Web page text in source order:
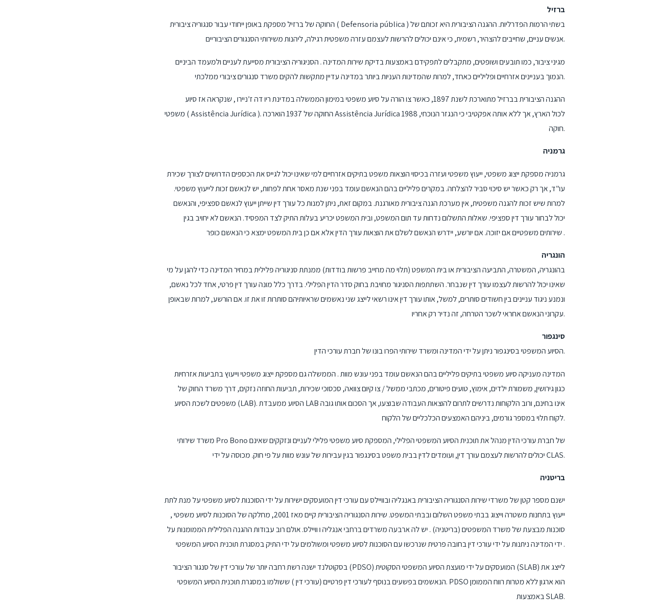
ברזיל
החוקה של ברזיל מספקת באופן ייחודי עבור סנגוריה ציבורית ( Defensoria pública ) בשתי הרמות הפדרליות. ההגנה הציבורית היא זכותם של
אנשים עניים, שחייבים להצהיר, רשמית, כי אינם יכולים להרשות לעצמם עזרה משפטית רגילה, ליהנות משירותי הסנגורים הציבוריים.
מגיני ציבור, כמו תובעים ושופטים, מתקבלים לתפקידם באמצעות בדיקת שירות המדינה . הסניגוריה הציבורית מסייעת לעניים ולמעמד הביניים
הנמוך בעניינים אזרחיים ופליליים כאחד, למרות שהמדינות העניות ביותר במדינה עדיין מתקשות להקים משרד סנגורים ציבורי ממלכתי.
ההגנה הציבורית בברזיל מתוארכת לשנת 1897, כאשר צו הורה על סיוע משפטי במימון הממשלה במדינת ריו דה ז'ניירו , שנקראה אז סיוע
משפטי ( Assistência Jurídica ). החוקה של 1937 הוארכה Assistência Jurídica לכול הארץ, אך ללא אותה אפקטיבי כי הנגזר הנוכחי, 1988
חוקה.
גרמניה
גרמניה מספקת ייצוג משפטי, ייעוץ משפטי ועזרה בכיסוי הוצאות משפט בתיקים אזרחיים למי שאינו יכול לגייס את הכספים הדרושים לצורך שכירת
עו"ד, אך רק כאשר יש סיכוי סביר להצלחה. במקרים פליליים בהם הנאשם עומד בפני שנת מאסר אחת לפחות, יש לנאשם זכות לייעוץ משפטי.
למרות שיש זכות להגנה משפטית, אין מערכת הגנה ציבורית מאורגנת. במקום זאת, ניתן למנות כל עורך דין שייתן ייעוץ לנאשם ספציפי, והנאשם
יכול לבחור עורך דין ספציפי. שאלות התשלום נדחות עד תום המשפט, ובית המשפט יכריע בעלות התיק לצד המפסיד. הנאשם לא יחויב בגין
שירותים משפטיים אם יזוכה. אם יורשע, יידרש הנאשם לשלם את הוצאות עורך הדין אלא אם כן בית המשפט ימצא כי הנאשם כופר .
הונגריה
בהונגריה, המשטרה, התביעה הציבורית או בית המשפט (תלוי מה מחייב פרשות בודדות) ממנתת סניגוריה פלילית במחיר המדינה כדי להגן על מי
שאינו יכול להרשות לעצמו עורך דין שנבחר. השתתפות הסניגור מחויבת בחוק סדר הדין הפלילי. בדרך כלל מונה עורך דין פרטי, אחד לכל נאשם,
ונמנע ניגוד עניינים בין חשודים סותרים, למשל, אותו עורך דין אינו רשאי לייצג שני נאשמים שראיותיהם סותרות זו את זו. אם הורשע, למרות שבאופן
עקרוני הנאשם אחראי לשכר הטרחה, זה נדיר רק אחריו.
סינגפור
הסיוע המשפטי בסינגפור ניתן על ידי המדינה ומשרד שירותי הפרו בונו של חברת עורכי הדין.
המדינה מעניקה סיוע משפטי בתיקים פליליים בהם הנאשם עומד בפני עונש מוות . הממשלה גם מספקת ייצוג משפטי וייעוץ בתביעות אזרחיות
כגון גירושין, משמורת ילדים, אימוץ, טועים פיטורים, מכתבי ממשל / צו קיום צוואה, סכסוכי שכירות, תביעות החוזה נזקים, דרך משרד החוק של
משפטים לשכת הסיוע (LAB). הסיוע ממעבדת LAB אינו בחינם, ורוב הלקוחות נדרשים לתרום להוצאות העבודה שבוצעו, אך הסכום אותו גובה
לקוח תלוי במספר גורמים, ביניהם האמצעים הכלכליים של הלקוח.
משרד שירותי Pro Bono של חברת עורכי הדין מנהל את תוכנית הסיוע המשפטי הפלילי, המספקת סיוע משפטי פלילי לעניים ונזקקים שאינם
יכולים להרשות לעצמם עורך דין, ועומדים לדין בבית משפט בסינגפור בגין עבירות של עונש מוות על פי חוק. מכוסה על ידי CLAS.
בריטניה
ישנם מספר קטן של משרדי שירות הסנגוריה הציבורית באנגליה ובוויילס עם עורכי דין המועסקים ישירות על ידי הסוכנות לסיוע משפטי על מנת לתת
ייעוץ בתחנות משטרה וייצוג בבתי משפט השלום ובבתי המשפט. שירות הסנגוריה הציבורית קיים מאז 2001, מחלקה של הסוכנות לסיוע משפטי ,
סוכנות מבצעת של משרד המשפטים (בריטניה) . יש לה ארבעה משרדים ברחבי אנגליה ו וויילס. אולם רוב עבודות ההגנה הפלילית הממומנות על
ידי המדינה ניתנות על ידי עורכי דין בחובה פרטית שנרכשו עם הסוכנות לסיוע משפטי ומשולמים על ידי התיק במסגרת תוכנית הסיוע המשפטי .
בסקוטלנד ישנה רשת רחבה יותר של עורכי דין של סנגור הציבור (PDSO) המועסקים על ידי מועצת הסיוע המשפטי הסקוטית (SLAB) לייצג את
הנאשמים בפשעים בנוסף לעורכי דין פרטיים (עורכי דין ) ששולמו במסגרת תוכנית הסיוע המשפטי. PDSO הוא ארגון ללא מטרות רווח הממומן
באמצעות SLAB.